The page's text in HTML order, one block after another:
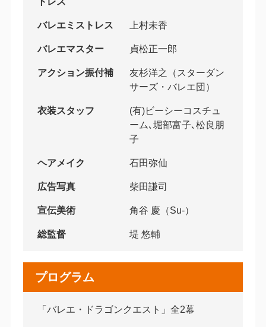
バレエミストレス 上村未香
バレエマスター 貞松正一郎
アクション振付補
友杉洋之（スターダン
サーズ・バレエ団）
衣装スタッフ
(有)ビーシーコスチュ
ーム､堀部富子､松良朋
子
ヘアメイク 石田弥仙
広告写真 柴田謙司
宣伝美術 角谷 慶（Su-）
総監督 堤 悠輔
プログラム
「バレエ・ドラゴンクエスト」全2幕